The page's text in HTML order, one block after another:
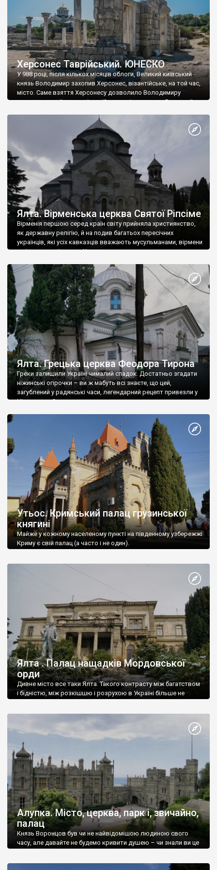
Херсонес Таврійський. ЮНЕСКО
У 988 році, після кількох місяців облоги, Великий київський
князь Володимир захопив Херсонес, візантійське, на той час,
місто. Саме взяття Херсонесу дозволило Володимиру
диктувати свої умови візантійському імператору Василю ІІ, та
Херсонесі Володимир-язичник, став Василем-християнином.
А потім було Хрещення Русі. На честь Херсонесу Таврійського
Ялта. Вірменська церква Святої Ріпсіме
Вірменія першою серед країн світу прийняла християнство,
як державну релігію, й на подив багатьох пересічних
українців, які усіх кавказців вважають мусульманами, вірмени
є відданими вірянами Христа
Ялта. Грецька церква Феодора Тирона
Греки залишили Україні чималий спадок. Достатньо згадати
ніжинські огірочки – ви ж мабуть всі знаєте, що цей,
загублений у радянські часи, легендарний рецепт привезли у
Ніжин греки?
Утьос. Кримський палац грузинської
княгині
Майже у кожному населеному пункті на південному узбережжі
Криму є свій палац (а часто і не один).
Ялта . Палац нащадків Мордовської
орди
Дивне місто все таки Ялта. Такого контрасту між багатством
і бідністю, між розкішшю і розрухою в Україні більше не
Алупка. Місто, церква, парк і, звичайно,
палац
Князь Воронцов був чи не найвідомішою людиною свого
часу, але давайте не будемо кривити душею – чи знали ви це